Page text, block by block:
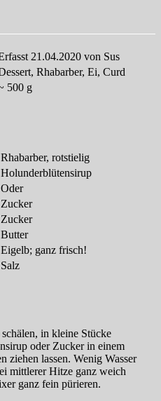
21.04.2020 von Sus
Rhabarber, Ei, Curd
500 g
Rhabarber, rotstielig
Holunderblütensirup
Oder
Zucker
Zucker
Butter
Eigelb; ganz frisch!
Salz
in kleine Stücke
oder Zucker in einem
ziehen lassen. Wenig Wasser
mittlerer Hitze ganz weich
ganz fein pürieren.